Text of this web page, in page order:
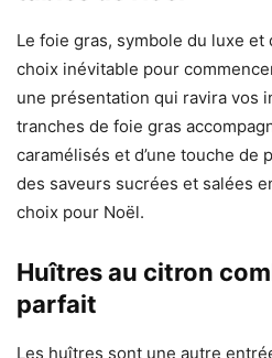
Le foie gras, symbole du luxe et
choix inévitable pour
une présentation qui ravira vos
tranches de foie gras
caramélisés et d’une touche de
des saveurs sucrées et salées
choix pour Noël.
Huîtres au citron
parfait
Les huîtres sont une autre